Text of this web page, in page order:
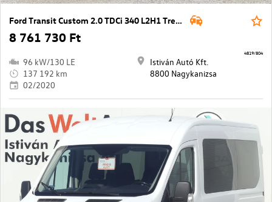
Ford Transit Custom 2.0 TDCi 340 L2H1 Trend Start&Stop
8 761 730 Ft
96 kW/130 LE
137 192 km
02/2020
Istiván Autó Kft.
8800 Nagykanizsa
4819/804